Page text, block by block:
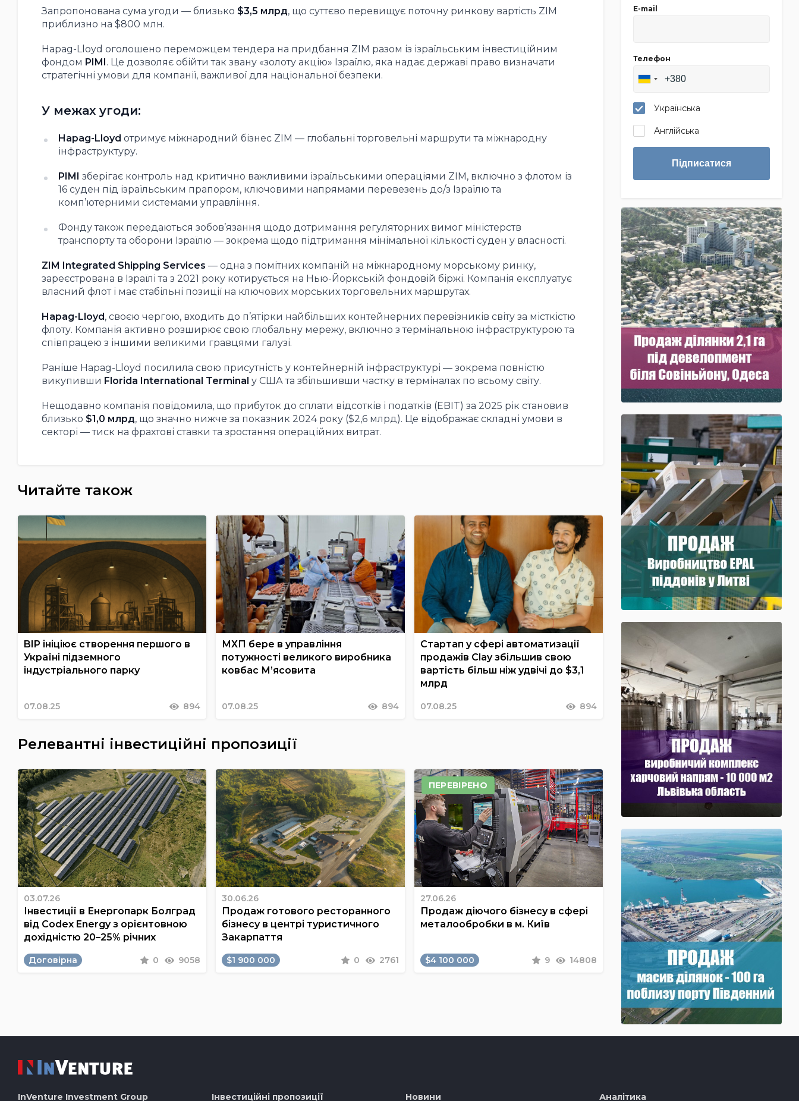
Запропонована сума угоди — близько $3,5 млрд, що суттєво перевищує поточну ринкову вартість ZIM
приблизно на $800 млн.
Hapag-Lloyd оголошено переможцем тендера на придбання ZIM разом із ізраїльським інвестиційним
фондом PIMI. Це дозволяє обійти так звану «золоту акцію» Ізраїлю, яка надає державі право визначати
стратегічні умови для компанії, важливої для національної безпеки.
У межах угоди:
Hapag-Lloyd отримує міжнародний бізнес ZIM — глобальні торговельні маршрути та міжнародну
інфраструктуру.
PIMI зберігає контроль над критично важливими ізраїльськими операціями ZIM, включно з флотом із
16 суден під ізраїльським прапором, ключовими напрямами перевезень до/з Ізраїлю та
комп’ютерними системами управління.
Фонду також передаються зобов’язання щодо дотримання регуляторних вимог міністерств
транспорту та оборони Ізраїлю — зокрема щодо підтримання мінімальної кількості суден у власності.
ZIM Integrated Shipping Services — одна з помітних компаній на міжнародному морському ринку,
зареєстрована в Ізраїлі та з 2021 року котирується на Нью-Йоркській фондовій біржі. Компанія експлуатує
власний флот і має стабільні позиції на ключових морських торговельних маршрутах.
Hapag-Lloyd, своєю чергою, входить до п’ятірки найбільших контейнерних перевізників світу за місткістю
флоту. Компанія активно розширює свою глобальну мережу, включно з термінальною інфраструктурою та
співпрацею з іншими великими гравцями галузі.
Раніше Hapag-Lloyd посилила свою присутність у контейнерній інфраструктурі — зокрема повністю
викупивши Florida International Terminal у США та збільшивши частку в терміналах по всьому світу.
Нещодавно компанія повідомила, що прибуток до сплати відсотків і податків (EBIT) за 2025 рік становив
близько $1,0 млрд, що значно нижче за показник 2024 року ($2,6 млрд). Це відображає складні умови в
секторі — тиск на фрахтові ставки та зростання операційних витрат.
Читайте також
BIP ініціює створення першого в
Україні підземного
індустріального парку
07.08.25 894
МХП бере в управління
потужності великого виробника
ковбас М’ясовита
07.08.25 894
Стартап у сфері автоматизації
продажів Clay збільшив свою
вартість більш ніж удвічі до $3,1
млрд
07.08.25 894
Релевантні інвестиційні пропозиції
03.07.26
Інвестиції в Енергопарк Болград
від Codex Energy з орієнтовною
дохідністю 20–25% річних
Договірна 0 9058
30.06.26
Продаж готового ресторанного
бізнесу в центрі туристичного
Закарпаття
$1 900 000 0 2761
ПЕРЕВІРЕНО
27.06.26
Продаж діючого бізнесу в сфері
металообробки в м. Київ
$4 100 000 9 14808
E-mail
Телефон
Українська
Англійська
Підписатися
InVenture Investment Group Інвестиційні пропозиції Новини Аналітика